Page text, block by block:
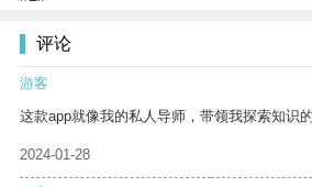
评论
游客
这款app就像我的私人导师，带领我探索知识的
2024-01-28